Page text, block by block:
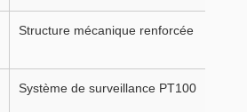
Structure mécanique renforcée
Système de surveillance PT100